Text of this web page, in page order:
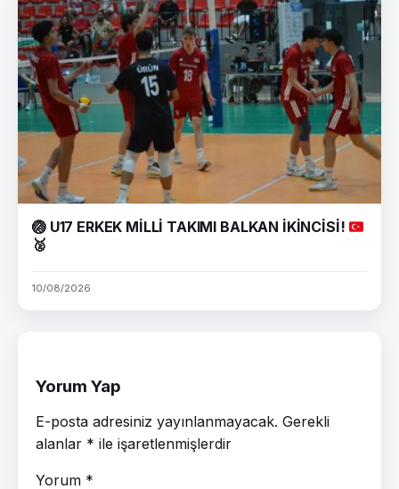
🏐U17 ERKEK MİLLİ TAKIMI BALKAN İKİNCİSİ!
🥈
10/08/2026
Yorum Yap
E-posta adresiniz yayınlanmayacak. Gerekli
alanlar * ile işaretlenmişlerdir
Yorum *